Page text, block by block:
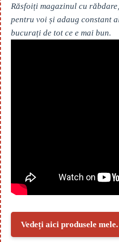
Răsfoiți magazinul cu
pentru voi și adaug constant
bucurați de tot ce e mai bun.
Vedeți aici produsele mele.